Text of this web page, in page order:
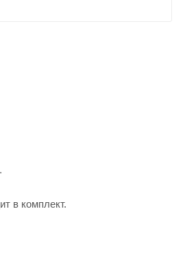
в комплект.